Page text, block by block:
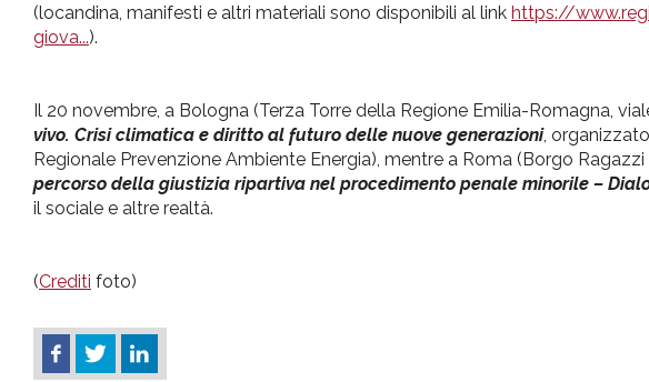
(locandina, manifesti e altri materiali sono disponibili al link https://
giova...).
Il 20 novembre, a Bologna (Terza Torre della Regione Emilia-Romagna,
vivo. Crisi climatica e diritto al futuro delle nuove generazioni,
Regionale Prevenzione Ambiente Energia), mentre a Roma (Borgo
percorso della giustizia ripartiva nel procedimento penale minorile –
il sociale e altre realtà.
(Crediti foto)